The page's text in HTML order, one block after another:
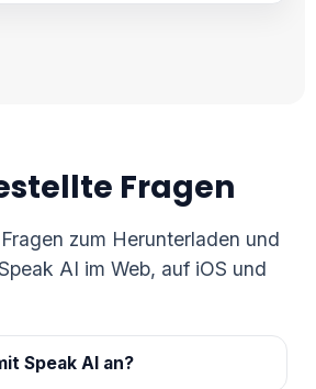
Fragen
zum Herunterladen und
AI im Web, auf iOS und
Speak AI an?